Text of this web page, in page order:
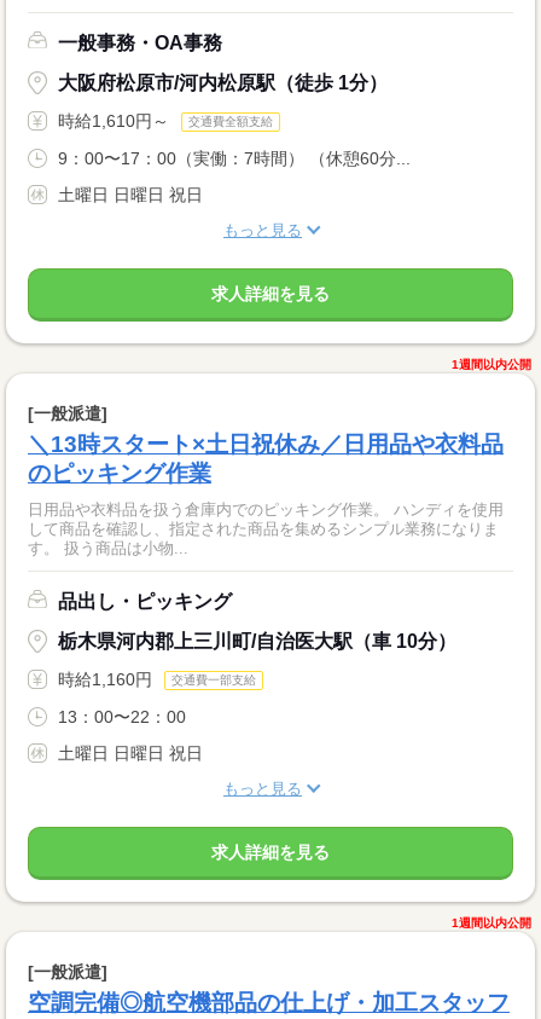
一般事務・OA事務
大阪府松原市/河内松原駅（徒歩 1分）
時給1,610円～ 交通費全額支給
9：00〜17：00（実働：7時間） （休憩60分...
土曜日 日曜日 祝日
もっと見る
求人詳細を見る
1週間以内公開
[一般派遣]
＼13時スタート×土日祝休み／日用品や衣料品
のピッキング作業
日用品や衣料品を扱う倉庫内でのピッキング作業。 ハンディを使用
して商品を確認し、指定された商品を集めるシンプル業務になりま
す。 扱う商品は小物...
品出し・ピッキング
栃木県河内郡上三川町/自治医大駅（車 10分）
時給1,160円 交通費一部支給
13：00〜22：00
土曜日 日曜日 祝日
もっと見る
求人詳細を見る
1週間以内公開
[一般派遣]
空調完備◎航空機部品の仕上げ・加工スタッフ